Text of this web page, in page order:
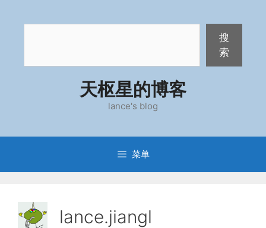
搜
索
天枢星的博客
lance's blog
菜单
lance.jiangl